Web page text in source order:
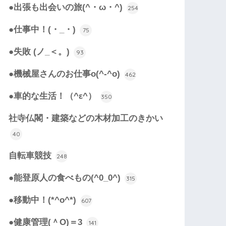
●出張も出会いの旅(^・ω・^) 254
●仕事中！(・_・) 75
●失敗 (ノ_＜。) 93
●機械屋さんのお仕事o(^-^o) 462
●車的な生活！（^ε^） 350
社寺仏閣・建築などの木材加工のきかい
40
自転車競技 248
●能登原人の食べもの(^0_0^) 315
●移動中！(*^o^*) 607
●健康管理(＾O)＝3 141